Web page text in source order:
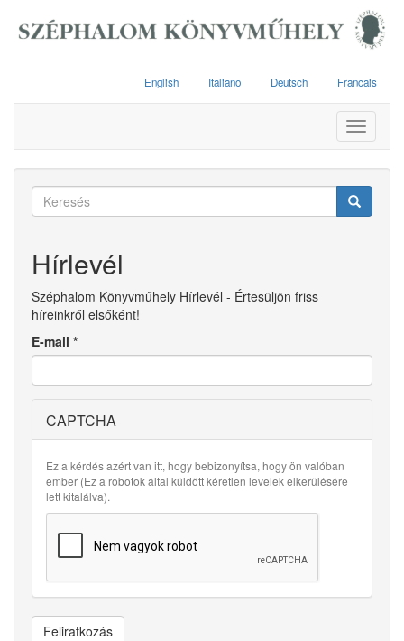
English Italiano Deutsch Francais
Toggle
Keresés
Hírlevél
Széphalom Könyvműhely Hírlevél - Értesüljön friss
híreinkről elsőként!
E-mail *
CAPTCHA
Ez a kérdés azért van itt, hogy bebizonyítsa, hogy ön valóban
ember (Ez a robotok által küldött kéretlen levelek elkerülésére
lett kitalálva).
Feliratkozás